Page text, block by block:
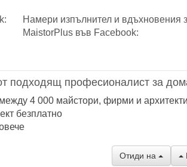
Намери изпълнител и вдъхновения
MaistorPlus във Facebook:
подходящ професионалист за
4 000 майстори, фирми и
безплатно
Отиди на